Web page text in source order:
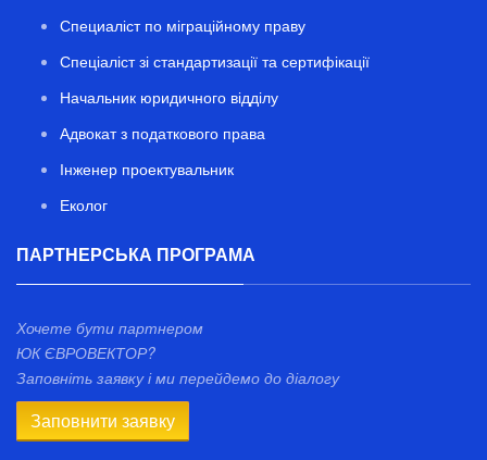
Специаліст по міграційному праву
Спеціаліст зі стандартизації та сертифікації
Начальник юридичного відділу
Адвокат з податкового права
Інженер проектувальник
Еколог
ПАРТНЕРСЬКА ПРОГРАМА
Хочете бути партнером
ЮК ЄВРОВЕКТОР?
Заповніть заявку і ми перейдемо до діалогу
Заповнити заявку